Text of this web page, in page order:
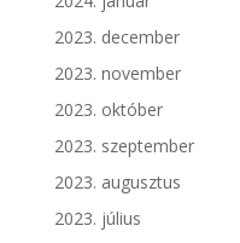
2023. december
2023. november
2023. október
2023. szeptember
2023. augusztus
2023. július